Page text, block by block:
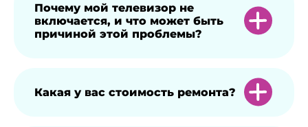
Почему мой телевизор не
включается, и что может быть
причиной этой проблемы?
ТВ может не включаться, если не
работает розетка, в квартире отсутствует
Какая у вас стоимость ремонта?